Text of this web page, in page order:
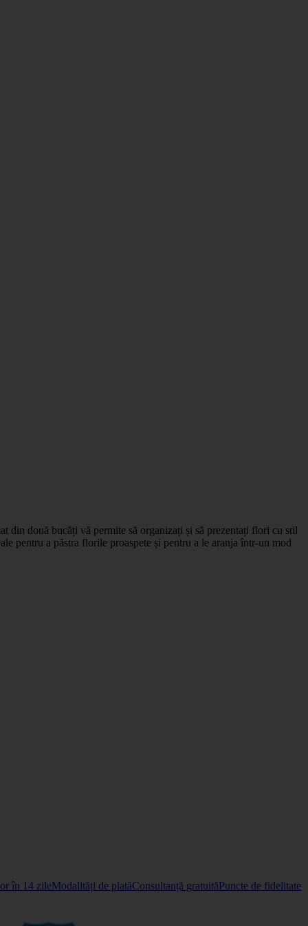
din două bucăți vă permite să organizați și să prezentați flori cu stil
pentru a păstra florile proaspete și pentru a le aranja într-un mod
în 14 zileModalități de platăConsultanță gratuităPuncte de fidelitate